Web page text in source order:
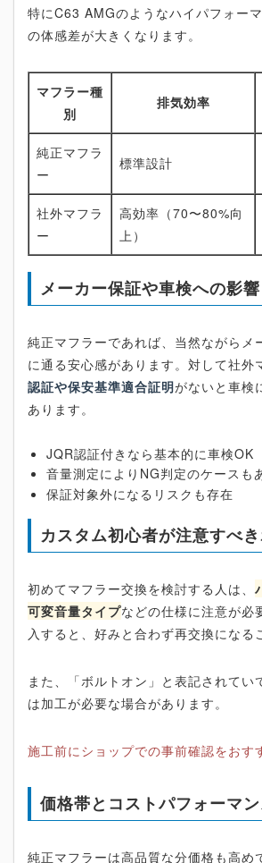
特にC63 AMGのようなハイパフォー
の体感差が大きくなります。
マフラー種
別
排気効率
純正マフラ
ー
標準設計
社外マフラ
ー
高効率（70〜80%向
上）
メーカー保証や車検への影響
純正マフラーであれば、当然ながらメ
に通る安心感があります。対して社外
認証や保安基準適合証明がないと車検
あります。
JQR認証付きなら基本的に車検OK
音量測定によりNG判定のケースも
保証対象外になるリスクも存在
カスタム初心者が注意すべ
初めてマフラー交換を検討する人は、
可変音量タイプなどの仕様に注意が必
入すると、好みと合わず再交換になる
また、「ボルトオン」と表記されてい
は加工が必要な場合があります。
施工前にショップでの事前確認をおす
価格帯とコストパフォーマ
純正マフラーは高品質な分価格も高め